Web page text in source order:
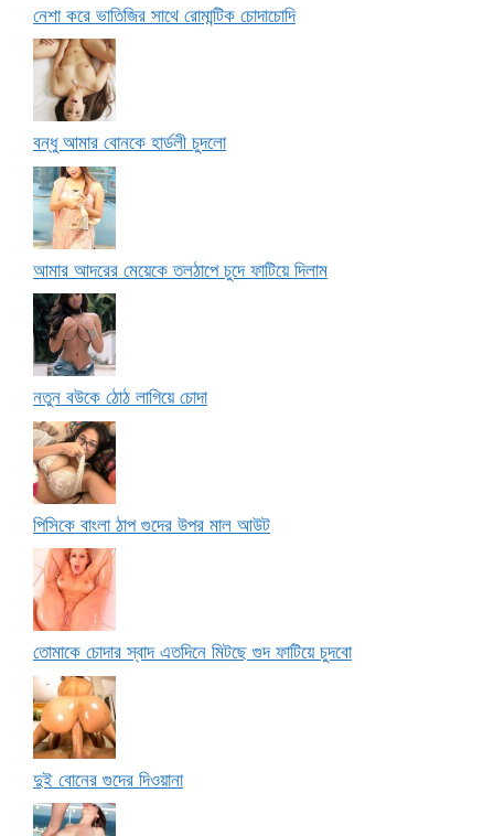
নেশা করে ভাতিজির সাথে রোমান্টিক চোদাচোদি
বন্ধু আমার বোনকে হার্ডলী চুদলো
আমার আদরের মেয়েকে তলঠাপে চুদে ফাটিয়ে দিলাম
নতুন বউকে ঠোঠ লাগিয়ে চোদা
পিসিকে বাংলা ঠাপ গুদের উপর মাল আউট
তোমাকে চোদার স্বাদ এতদিনে মিটছে গুদ ফাটিয়ে চুদবো
দুই বোনের গুদের দিওয়ানা